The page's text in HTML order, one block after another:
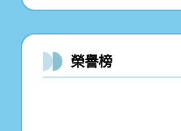
榮譽榜